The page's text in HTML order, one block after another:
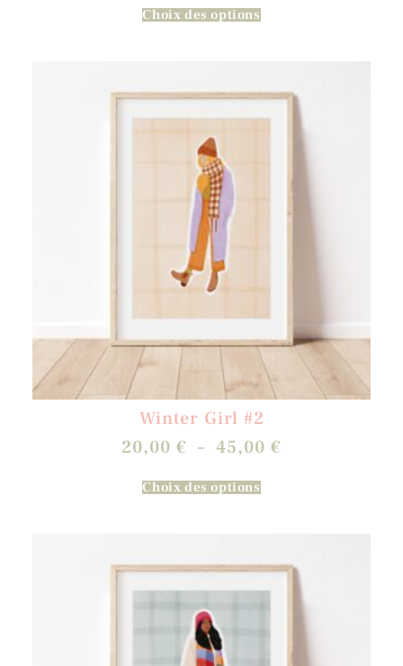
Choix des options
Winter Girl #2
20,00 € – 45,00 €
Choix des options